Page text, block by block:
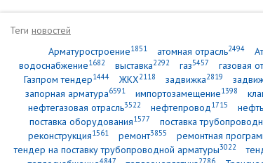
Теги новостей
Арматуростроение1851 атомная отрасль2494
водоснабжение1682 выставка2292 газ5457 газовая
Газпром тендер1444 ЖКХ2118 задвижка2819
запорная арматура6591 импортозамещение1398
нефтегазовая отрасль3522 нефтепровод1715 нефть
поставка оборудования1577 поставка
реконструкция1561 ремонт3855 ремонтная
тендер на поставку трубопроводной арматуры3022
4847 2786